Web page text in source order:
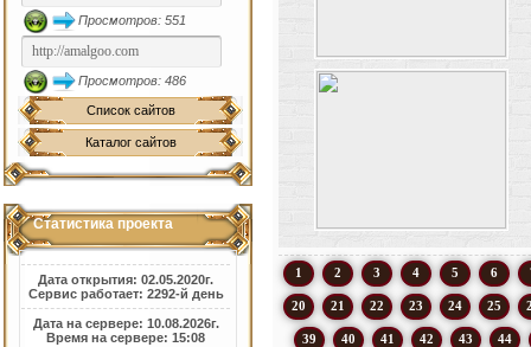
Просмотров: 551
Просмотров: 486
Список сайтов
Каталог сайтов
Статистика проекта
Дата открытия: 02.05.2020г.
Сервис работает: 2292-й день
Дата на сервере: 10.08.2026г.
Время на сервере: 15:08
1 2 3 4 5 6
20 21 22 23 24 25
39 40 41 42 43 44